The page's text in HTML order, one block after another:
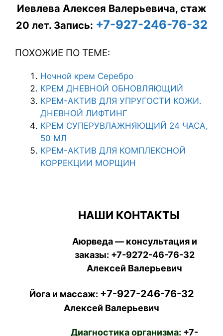
Иевлева Алексея Валерьевича, стаж
20 лет. Запись: +7-927-246-76-32
ПОХОЖИЕ ПО ТЕМЕ:
Ночной крем Серебро
КРЕМ ДНЕВНОЙ ОБНОВЛЯЮЩИЙ
КРЕМ-АКТИВ ДЛЯ УПРУГОСТИ КОЖИ.
ДНЕВНОЙ ЛИФТИНГ
КРЕМ СУПЕРУВЛАЖНЯЮЩИЙ 24 ЧАСА,
50 МЛ
КРЕМ-АКТИВ ДЛЯ КОМПЛЕКСНОЙ
КОРРЕКЦИИ МОРЩИН
НАШИ КОНТАКТЫ
Аюрведа — консультация и
заказы: +7-9272-46-76-32
Алексей Валерьевич
Йога и массаж: +7-927-246-76-32
Алексей Валерьевич
Диагностика организма: +7-